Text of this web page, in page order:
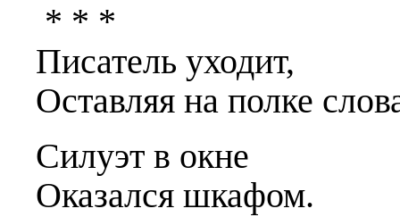
* * *
Писатель уходит,
Оставляя на полке слов
Силуэт в окне
Оказался шкафом.